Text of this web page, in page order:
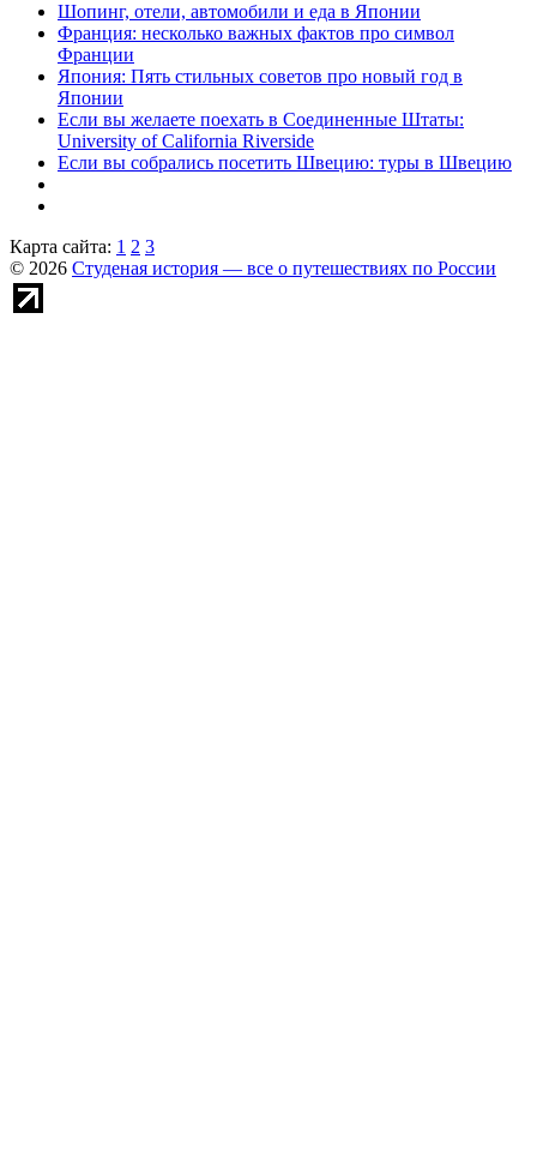
Шопинг, отели, автомобили и еда в Японии
Франция: несколько важных фактов про символ
Франции
Япония: Пять стильных советов про новый год в
Японии
Если вы желаете поехать в Соединенные Штаты:
University of California Riverside
Если вы собрались посетить Швецию: туры в Швецию
Карта сайта: 1 2 3
© 2026 Студеная история — все о путешествиях по России